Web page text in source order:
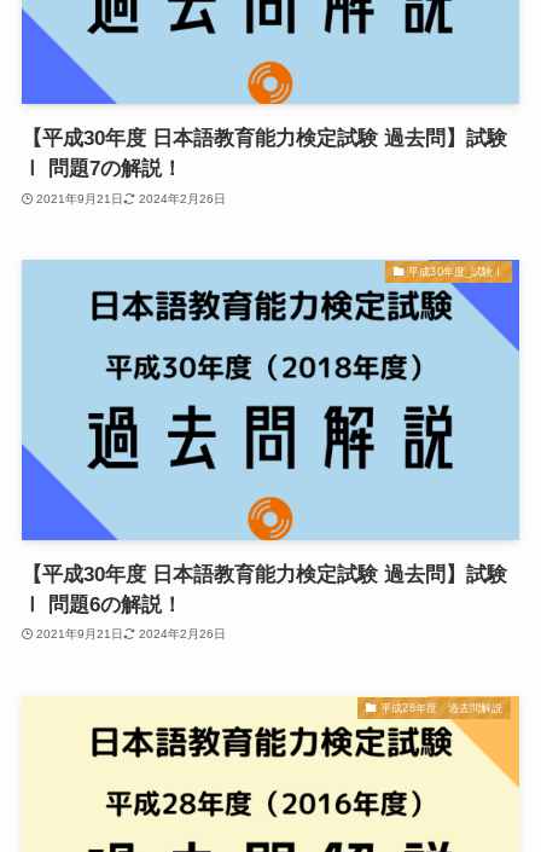
【平成30年度 日本語教育能力検定試験 過去問】試験
Ⅰ 問題7の解説！
2021年9月21日 2024年2月26日
平成30年度_試験Ⅰ
【平成30年度 日本語教育能力検定試験 過去問】試験
Ⅰ 問題6の解説！
2021年9月21日 2024年2月26日
平成28年度 過去問解説